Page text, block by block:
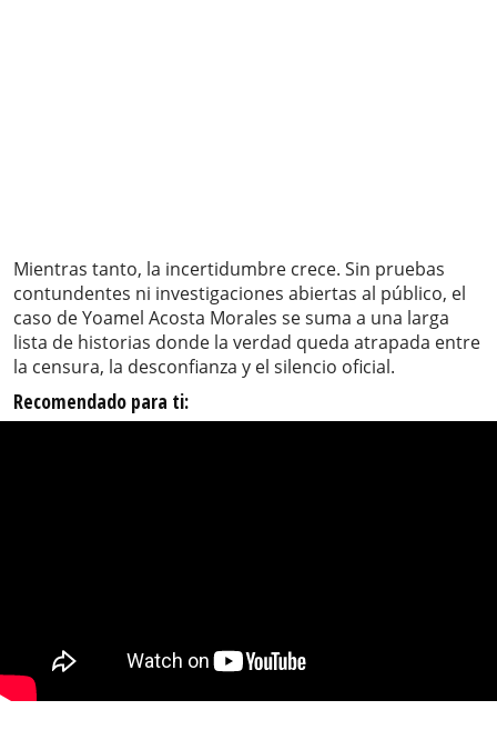
Mientras tanto, la incertidumbre crece. Sin pruebas
contundentes ni investigaciones abiertas al público, el
caso de Yoamel Acosta Morales se suma a una larga
lista de historias donde la verdad queda atrapada entre
la censura, la desconfianza y el silencio oficial.
Recomendado para ti: